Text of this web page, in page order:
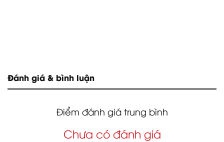
Đánh giá & bình luận
Điểm đánh giá trung bình
Chưa có đánh giá